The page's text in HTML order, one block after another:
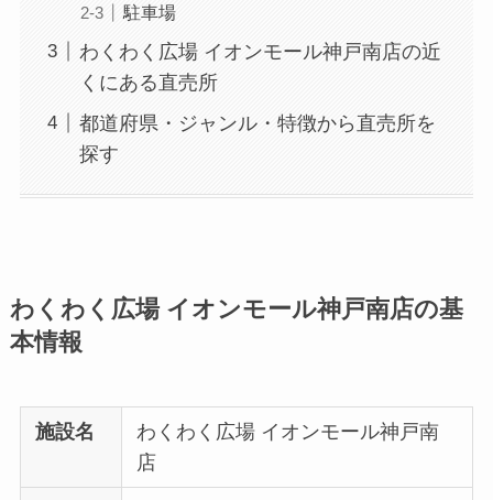
駐車場
わくわく広場 イオンモール神戸南店の近
くにある直売所
都道府県・ジャンル・特徴から直売所を
探す
わくわく広場 イオンモール神戸南店の基
本情報
施設名
わくわく広場 イオンモール神戸南
店